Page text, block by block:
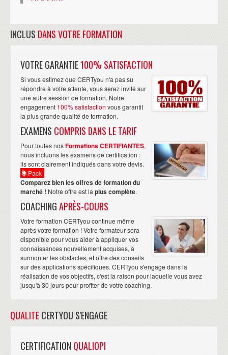
INCLUS DANS VOTRE FORMATION
VOTRE GARANTIE100% SATISFACTION
Si vous estimez que CERTyou n'a pas su
répondre à votre attente, vous serez invité sur
une autre session de formation. Notre
engagement 100% satisfaction vous garantit
la plus grande qualité de formation.
EXAMENS COMPRIS DANS LE TARIF
Pour toutes nosFormations CERTIFIANTES,
nous incluons les examens de certification :
ils sont clairement indiqués dans votre devis.
Pack
Comparez bien les offres de formation du
marché ! Notre offre est la plus complète.
COACHINGAPRÈS-COURS
Votre formation CERTyou continue même
après votre formation ! Votre formateur sera
disponible pour vous aider à appliquer vos
connaissances nouvellement acquises, à
surmonter les obstacles, et offre des conseils
sur des applications spécifiques. CERTyou s'engage dans la
réalisation de vos objectifs, c'est la raison pour laquelle vous avez
jusqu'à 30 jours pour profiter de votre coaching.
QUALITECERTYOU S'ENGAGE
CERTIFICATION QUALIOPI